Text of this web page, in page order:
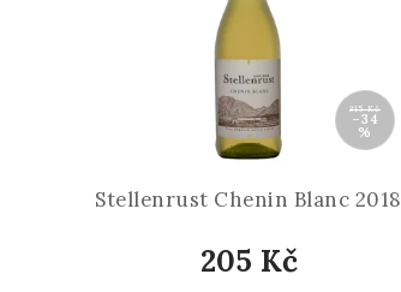
315 Kč
–34
%
Stellenrust Chenin Blanc 2018
205 Kč